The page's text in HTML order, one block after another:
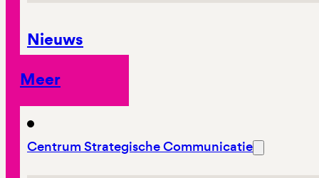
Nieuws
Meer
Centrum Strategische Communicatie